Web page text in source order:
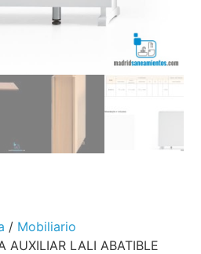
/ Mobiliario
AUXILIAR LALI ABATIBLE